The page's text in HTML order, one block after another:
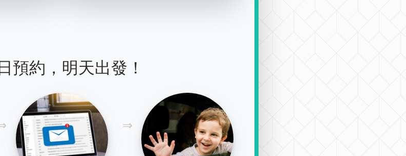
預約，明天出發！